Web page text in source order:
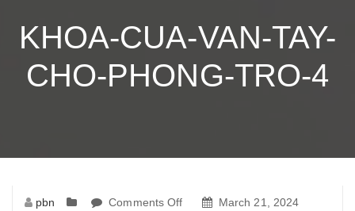
KHOA-CUA-VAN-TAY-
CHO-PHONG-TRO-4
pbn Comments Off March 21, 2024